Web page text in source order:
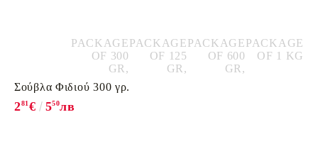
PACKAGE
OF 300
GR,
PACKAGE
OF 125
GR,
PACKAGE
OF 600
GR,
PACKAGE
OF 1 KG
Σούβλα Φιδιού 300 γρ.
281€ 550лв